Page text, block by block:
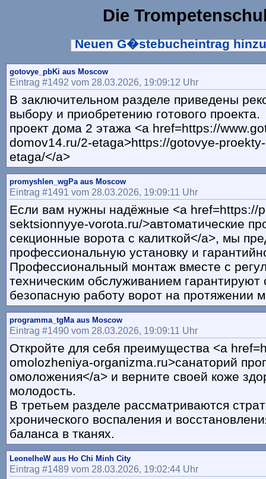
Die
Neuen G�stebucheintrag
gotovye_pbKi aus Moscow
Eintrag #1492 vom 28.03.2026, 19:09:12 Uhr
В заключительном разделе приведены
выбору и приобретению готового проекта.
проект дома 2 этажа <a href=https://
domov14.ru/2-etaga>https://gotovye-
etaga/</a>
promyshlen_wgPa aus Moscow
Eintrag #1491 vom 28.03.2026, 19:09:11 Uhr
Если вам нужны надёжные <a href=https://
sektsionnyye-vorota.ru/>автоматические
секционные ворота с калиткой</a>, мы
профессиональную установку и
Профессиональный монтаж вместе с
техническим обслуживанием гарантируют
безопасную работу ворот на протяжении
programma_tgMa aus Moscow
Eintrag #1490 vom 28.03.2026, 19:09:11 Uhr
Откройте для себя преимущества <a
omolozheniya-organizma.ru>санаторий
омоложения</a> и верните своей коже
молодость.
В третьем разделе рассматриваются
хронического воспаления и
баланса в тканях.
LeonelheW aus Ho Chi Minh City
Eintrag #1489 vom 28.03.2026, 19:02:44 Uhr